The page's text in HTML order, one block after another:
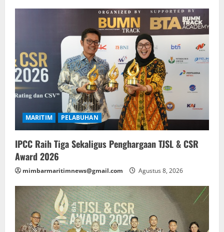
MARITIM PELABUHAN
IPCC Raih Tiga Sekaligus Penghargaan TJSL & CSR
Award 2026
mimbarmaritimnews@gmail.com Agustus 8, 2026